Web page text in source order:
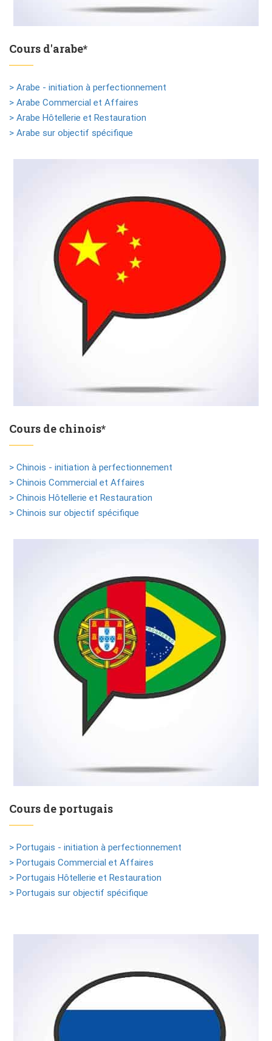
Cours d'arabe*
> Arabe - initiation à perfectionnement
> Arabe Commercial et Affaires
> Arabe Hôtellerie et Restauration
> Arabe sur objectif spécifique
Cours de chinois*
> Chinois - initiation à perfectionnement
> Chinois Commercial et Affaires
> Chinois Hôtellerie et Restauration
> Chinois sur objectif spécifique
Cours de portugais
> Portugais - initiation à perfectionnement
> Portugais Commercial et Affaires
> Portugais Hôtellerie et Restauration
> Portugais sur objectif spécifique